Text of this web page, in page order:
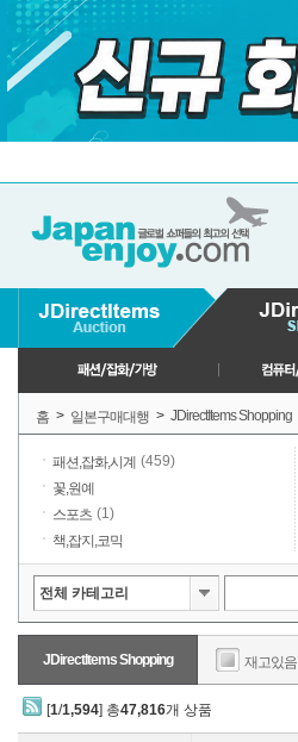
홈 > 일본구매대행 > JDirectItems Shopping
패션,잡화,시계 (459)
꽃,원예
스포츠 (1)
책,잡지,코믹
JDirectItems Shopping 재고있음
[1/1,594] 총47,816개 상품